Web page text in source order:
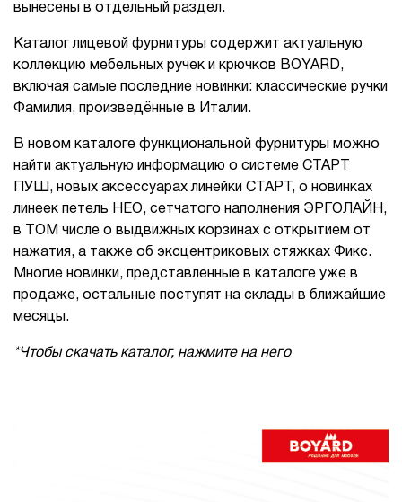
вынесены в отдельный раздел.
Каталог лицевой фурнитуры содержит актуальную
коллекцию мебельных ручек и крючков BOYARD,
включая самые последние новинки: классические ручки
Фамилия, произведённые в Италии.
В новом каталоге функциональной фурнитуры можно
найти актуальную информацию о системе СТАРТ
ПУШ, новых аксессуарах линейки СТАРТ, о новинках
линеек петель НЕО, сетчатого наполнения ЭРГОЛАЙН,
в ТОМ числе о выдвижных корзинах с открытием от
нажатия, а также об эксцентриковых стяжках Фикс.
Многие новинки, представленные в каталоге уже в
продаже, остальные поступят на склады в ближайшие
месяцы.
*Чтобы скачать каталог, нажмите на него